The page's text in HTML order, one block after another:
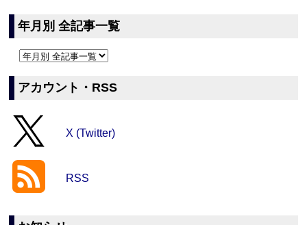
年月別 全記事一覧
アカウント・RSS
X (Twitter)
RSS